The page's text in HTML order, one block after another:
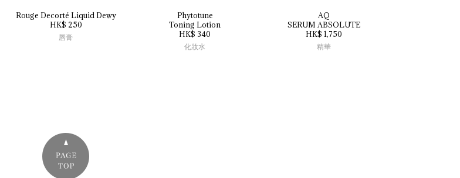
Rouge Decorté Liquid Dewy
HK$ 250
唇膏
Phytotune
Toning Lotion
HK$ 340
化妝水
AQ
SERUM ABSOLUTE
HK$ 1,750
精華